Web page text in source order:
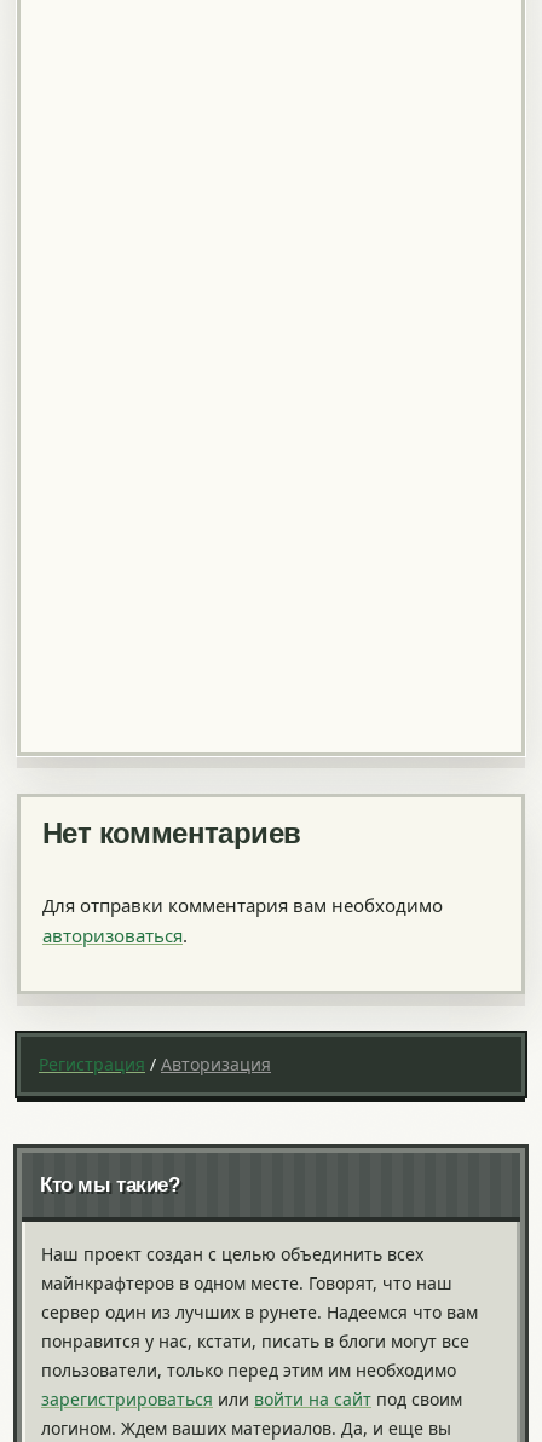
Нет комментариев
Для отправки комментария вам необходимо
авторизоваться.
Регистрация / Авторизация
Кто мы такие?
Наш проект создан с целью объединить всех
майнкрафтеров в одном месте. Говорят, что наш
сервер один из лучших в рунете. Надеемся что вам
понравится у нас, кстати, писать в блоги могут все
пользователи, только перед этим им необходимо
зарегистрироваться или войти на сайт под своим
логином. Ждем ваших материалов. Да, и еще вы